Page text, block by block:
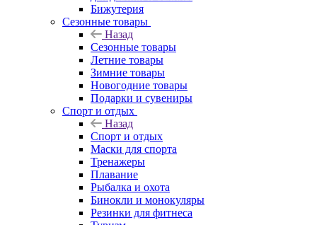
Бижутерия
Сезонные товары
Назад
Сезонные товары
Летние товары
Зимние товары
Новогодние товары
Подарки и сувениры
Спорт и отдых
Назад
Спорт и отдых
Маски для спорта
Тренажеры
Плавание
Рыбалка и охота
Бинокли и монокуляры
Резинки для фитнеса